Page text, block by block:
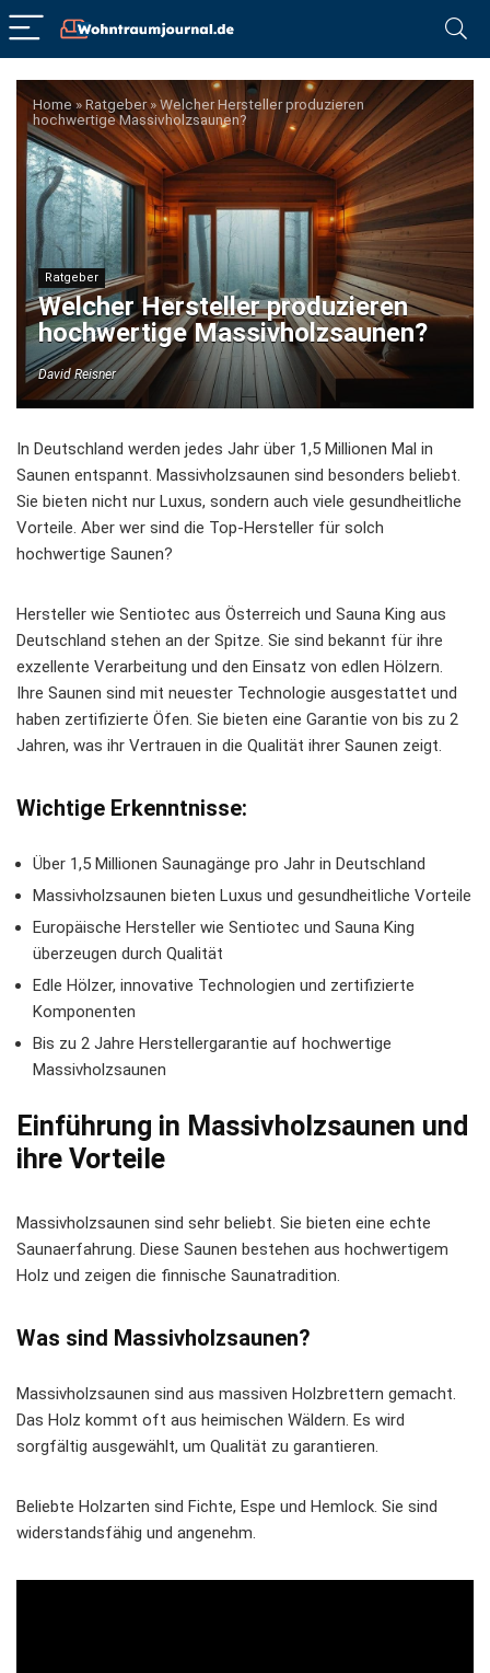
Home»Ratgeber»Welcher Hersteller produzieren
hochwertige Massivholzsaunen?
Ratgeber
Welcher Hersteller produzieren
hochwertige Massivholzsaunen?
David Reisner
In Deutschland werden jedes Jahr über 1,5 Millionen Mal in
Saunen entspannt. Massivholzsaunen sind besonders beliebt.
Sie bieten nicht nur Luxus, sondern auch viele gesundheitliche
Vorteile. Aber wer sind die Top-Hersteller für solch
hochwertige Saunen?
Hersteller wie Sentiotec aus Österreich und Sauna King aus
Deutschland stehen an der Spitze. Sie sind bekannt für ihre
exzellente Verarbeitung und den Einsatz von edlen Hölzern.
Ihre Saunen sind mit neuester Technologie ausgestattet und
haben zertifizierte Öfen. Sie bieten eine Garantie von bis zu 2
Jahren, was ihr Vertrauen in die Qualität ihrer Saunen zeigt.
Wichtige Erkenntnisse:
Über 1,5 Millionen Saunagänge pro Jahr in Deutschland
Massivholzsaunen bieten Luxus und gesundheitliche Vorteile
Europäische Hersteller wie Sentiotec und Sauna King
überzeugen durch Qualität
Edle Hölzer, innovative Technologien und zertifizierte
Komponenten
Bis zu 2 Jahre Herstellergarantie auf hochwertige
Massivholzsaunen
Einführung in Massivholzsaunen und
ihre Vorteile
Massivholzsaunen sind sehr beliebt. Sie bieten eine echte
Saunaerfahrung. Diese Saunen bestehen aus hochwertigem
Holz und zeigen die finnische Saunatradition.
Was sind Massivholzsaunen?
Massivholzsaunen sind aus massiven Holzbrettern gemacht.
Das Holz kommt oft aus heimischen Wäldern. Es wird
sorgfältig ausgewählt, um Qualität zu garantieren.
Beliebte Holzarten sind Fichte, Espe und Hemlock. Sie sind
widerstandsfähig und angenehm.